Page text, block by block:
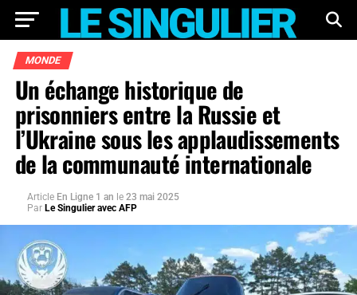
MONDE
Un échange historique de
prisonniers entre la Russie et
l’Ukraine sous les applaudissements
de la communauté internationale
Article En Ligne 1 an le 23 mai 2025
Par Le Singulier avec AFP